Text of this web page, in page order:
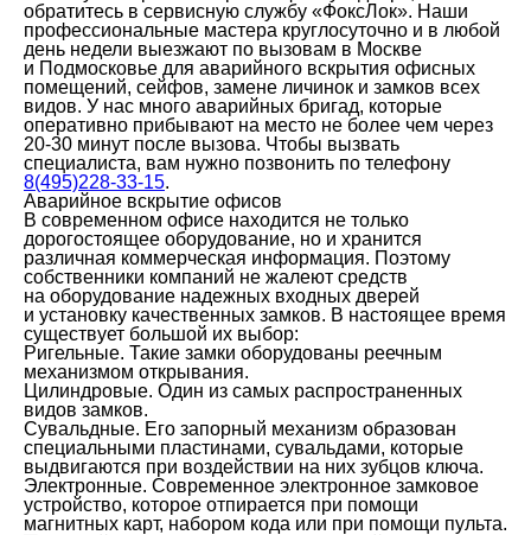
обратитесь в сервисную службу «ФоксЛок». Наши
профессиональные мастера круглосуточно и в любой
день недели выезжают по вызовам в Москве
и Подмосковье для аварийного вскрытия офисных
помещений, сейфов, замене личинок и замков всех
видов. У нас много аварийных бригад, которые
оперативно прибывают на место не более чем через
20-30 минут после вызова. Чтобы вызвать
специалиста, вам нужно позвонить по телефону
8(495)228-33-15.
Аварийное вскрытие офисов
В современном офисе находится не только
дорогостоящее оборудование, но и хранится
различная коммерческая информация. Поэтому
собственники компаний не жалеют средств
на оборудование надежных входных дверей
и установку качественных замков. В настоящее время
существует большой их выбор:
Ригельные. Такие замки оборудованы реечным
механизмом открывания.
Цилиндровые. Один из самых распространенных
видов замков.
Сувальдные. Его запорный механизм образован
специальными пластинами, сувальдами, которые
выдвигаются при воздействии на них зубцов ключа.
Электронные. Современное электронное замковое
устройство, которое отпирается при помощи
магнитных карт, набором кода или при помощи пульта.